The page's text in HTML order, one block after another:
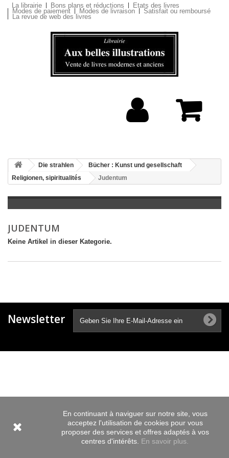
La librairie Bons plans et réductions Etats des livres
Modes de paiement Modes de livraison Satisfait ou remboursé
La revue de web des livres
Die strahlen
Bücher : Kunst und gesellschaft
Religionen, sipiritualités
Judentum
JUDENTUM
Keine Artikel in dieser Kategorie.
Newsletter
En continuant à naviguer sur notre site, vous
acceptez l'utilisation de cookies pour vous
proposer des services et offres adaptés à vos
centres d'intérêts. En savoir plus.